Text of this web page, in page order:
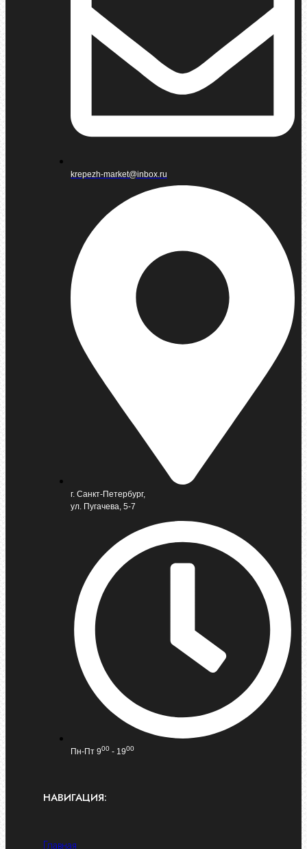
krepezh-market@inbox.ru
г. Санкт-Петербург,
ул. Пугачева, 5-7
Пн-Пт 900 - 1900
НАВИГАЦИЯ:
Главная